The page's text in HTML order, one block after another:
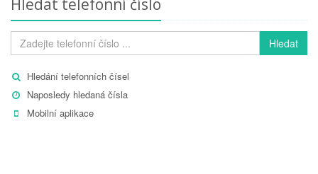
Hledat telefonní číslo
Hledat
Hledání telefonních čísel
Naposledy hledaná čísla
Mobilní aplikace